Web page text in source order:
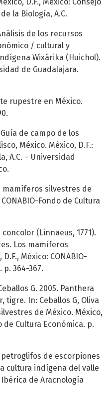
D.F., México: Consejo
la Biología, A.C.
de los recursos
/ cultural y
Wixárika (Huichol).
de Guadalajara.
rupestre en México.
de campo de los
México. México, D.F.:
A.C. – Universidad
mamíferos silvestres de
Fondo de Cultura
concolor (Linnaeus, 1771).
Los mamíferos
México: CONABIO-
p. 364-367.
G. 2005. Panthera
tigre. In: Ceballos G, Oliva
de México. México,
de Cultura Económica. p.
petroglifos de escorpiones
cultura indígena del valle
de Aracnología